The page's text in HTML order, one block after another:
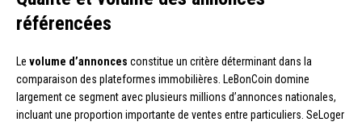
référencées
Le volume d’annonces constitue un critère déterminant dans la
comparaison des plateformes immobilières. LeBonCoin domine
largement ce segment avec plusieurs millions d’annonces nationales,
incluant une proportion importante de ventes entre particuliers. SeLoger